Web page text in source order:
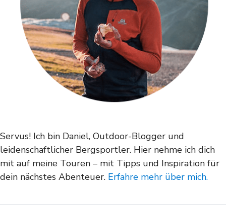
Servus! Ich bin Daniel, Outdoor-Blogger und
leidenschaftlicher Bergsportler. Hier nehme ich dich
mit auf meine Touren – mit Tipps und Inspiration für
dein nächstes Abenteuer. Erfahre mehr über mich.